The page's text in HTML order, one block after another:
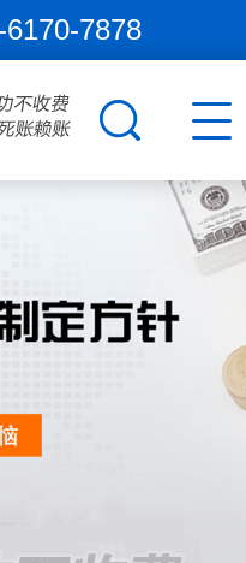
6170-7878